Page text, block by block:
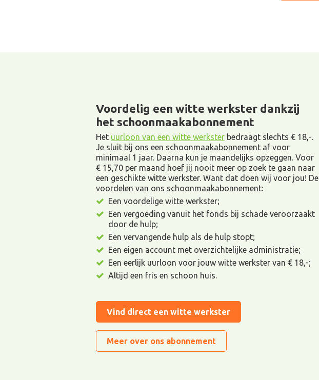
Voordelig een witte werkster dankzij
het schoonmaakabonnement
Het uurloon van een witte werkster bedraagt slechts € 18,-.
Je sluit bij ons een schoonmaakabonnement af voor
minimaal 1 jaar. Daarna kun je maandelijks opzeggen. Voor
€ 15,70 per maand hoef jij nooit meer op zoek te gaan naar
een geschikte witte werkster. Want dat doen wij voor jou! De
voordelen van ons schoonmaakabonnement:
Een voordelige witte werkster;
Een vergoeding vanuit het fonds bij schade veroorzaakt
door de hulp;
Een vervangende hulp als de hulp stopt;
Een eigen account met overzichtelijke administratie;
Een eerlijk uurloon voor jouw witte werkster van € 18,-;
Altijd een fris en schoon huis.
Vind direct een witte werkster
Meer over ons abonnement